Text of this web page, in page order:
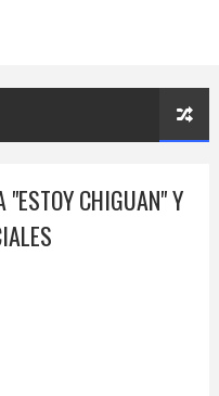
"ESTOY CHIGUAN" Y